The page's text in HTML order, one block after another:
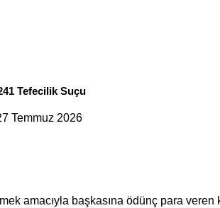
Tefecilik Suçu
Temmuz 2026
amacıyla başkasına ödünç para